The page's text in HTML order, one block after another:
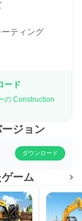
ティング
ード
の Construction
ジョン
ダウンロード
ーム